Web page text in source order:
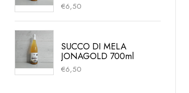
€6,50
SUCCO DI MELA
JONAGOLD 700ml
€6,50